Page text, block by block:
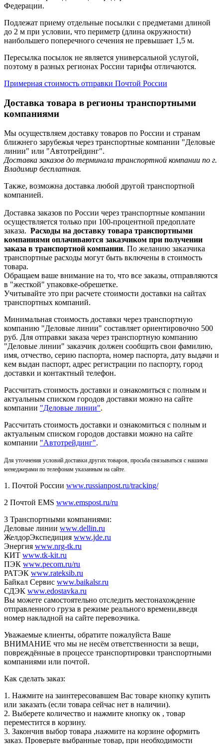
Федерации.
Подлежат приему отдельные посылки с предметами длиной
до 2 м при условии, что периметр (длина окружности)
наибольшего поперечного сечения не превышает 1,5 м.
Пересылка посылок не является универсальной услугой,
поэтому в разных регионах России тарифы отличаются.
Примерная стоимость отправки Почтой России
Доставка товара в регионы транспортными
компаниями
Мы осуществляем доставку товаров по России и странам
ближнего зарубежья через транспортные компании "Деловые
линии" или "Автотрейдинг".
Доставка заказов до терминала транспортной компании по г.
Владимир бесплатная.
Также, возможна доставка любой другой транспортной
компанией.
Доставка заказов по России через транспортные компании
осуществляется только при 100-процентной предоплате
заказа. Расходы на доставку товара транспортными
компаниями оплачиваются заказчиком при получении
заказа в транспортной компании. По желанию заказчика
транспортные расходы могут быть включены в стоимость
товара.
Обращаем ваше внимание на то, что все заказы, отправляются
в "жесткой" упаковке-обрешетке.
Учитывайте это при расчете стоимости доставки на сайтах
транспортных компаний.
Минимальная стоимость доставки через транспортную
компанию "Деловые линии" составляет ориентировочно 500
руб. Для отправки заказа через транспортную компанию
"Деловые линии" заказчик должен сообщить свои фамилию,
имя, отчество, серию паспорта, номер паспорта, дату выдачи и
кем выдан паспорт, адрес регистрации по паспорту, город
доставки и контактный телефон.
Рассчитать стоимость доставки и ознакомиться с полным и
актуальным списком городов доставки можно на сайте
компании "Деловые линии".
Рассчитать стоимость доставки и ознакомиться с полным и
актуальным списком городов доставки можно на сайте
компании "Автотрейдинг".
Для уточнения условий доставки других товаров, просьба связываться с нашими
менеджерами по телефонам указанным на сайте.
1. Почтой России www.russianpost.ru/tracking/
2 Почтой EMS www.emspost.ru/ru
3 Транспортными компаниями:
Деловые линии www.dellin.ru
ЖелдорЭкспедиция www.jde.ru
Энергия www.nrg-tk.ru
КИТ www.tk-kit.ru
ПЭК www.pecom.ru/ru
РАТЭК www.rateksib.ru
Байкал Сервис www.baikalsr.ru
СДЭК www.edostavka.ru
Вы можете самостоятельно отследить местонахождение
отправленного груза в режиме реального времени,введя
номер накладной на сайте перевозчика.
Уважаемые клиенты, обратите пожалуйста Ваше
ВНИМАНИЕ что мы не несём ответственности за вещи,
повреждённые в процессе транспортировки транспортными
компаниями или почтой.
Как сделать заказ:
1. Нажмите на заинтересовавшем Вас товаре кнопку купить
или заказать (если товара сейчас нет в наличии).
2. Выберете количество и нажмите кнопку ок , товар
переместится в корзину.
3. Закончив выбор товара ,нажмите на корзине оформить
заказ. Проверьте выбранные товар, при необходимости